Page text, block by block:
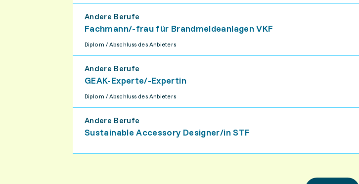
Andere Berufe
Fachmann/-frau für Brandmeldeanlagen VKF
Diplom / Abschluss des Anbieters
Andere Berufe
GEAK-Experte/-Expertin
Diplom / Abschluss des Anbieters
Andere Berufe
Sustainable Accessory Designer/​in STF